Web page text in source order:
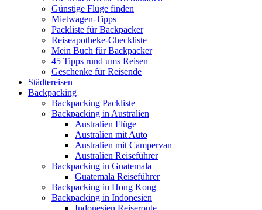
Günstige Flüge finden
Mietwagen-Tipps
Packliste für Backpacker
Reiseapotheke-Checkliste
Mein Buch für Backpacker
45 Tipps rund ums Reisen
Geschenke für Reisende
Städtereisen
Backpacking
Backpacking Packliste
Backpacking in Australien
Australien Flüge
Australien mit Auto
Australien mit Campervan
Australien Reiseführer
Backpacking in Guatemala
Guatemala Reiseführer
Backpacking in Hong Kong
Backpacking in Indonesien
Indonesien Reiseroute